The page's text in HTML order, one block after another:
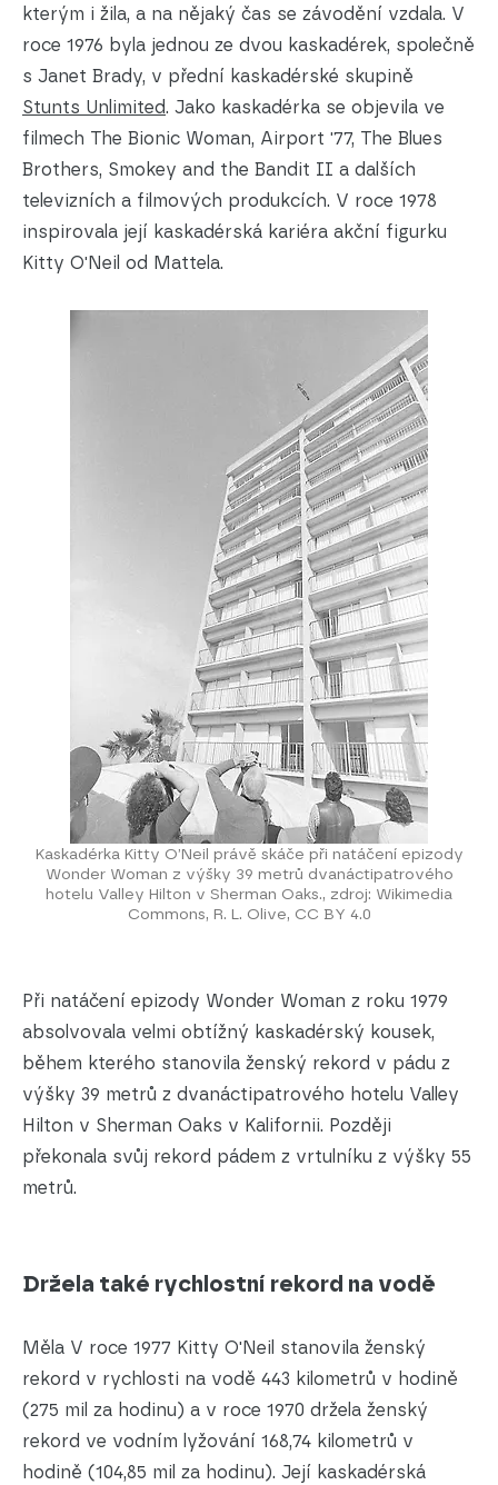
kterým i žila, a na nějaký čas se závodění vzdala. V
roce 1976 byla jednou ze dvou kaskadérek, společně
s Janet Brady, v přední kaskadérské skupině
Stunts Unlimited. Jako kaskadérka se objevila ve
filmech The Bionic Woman, Airport '77, The Blues
Brothers, Smokey and the Bandit II a dalších
televizních a filmových produkcích. V roce 1978
inspirovala její kaskadérská kariéra akční figurku
Kitty O'Neil od Mattela.
Kaskadérka Kitty O’Neil právě skáče při natáčení epizody
Wonder Woman z výšky 39 metrů dvanáctipatrového
hotelu Valley Hilton v Sherman Oaks., zdroj: Wikimedia
Commons, R. L. Olive, CC BY 4.0
Při natáčení epizody Wonder Woman z roku 1979
absolvovala velmi obtížný kaskadérský kousek,
během kterého stanovila ženský rekord v pádu z
výšky 39 metrů z dvanáctipatrového hotelu Valley
Hilton v Sherman Oaks v Kalifornii. Později
překonala svůj rekord pádem z vrtulníku z výšky 55
metrů.
Držela také rychlostní rekord na vodě
Měla V roce 1977 Kitty O'Neil stanovila ženský
rekord v rychlosti na vodě 443 kilometrů v hodině
(275 mil za hodinu) a v roce 1970 držela ženský
rekord ve vodním lyžování 168,74 kilometrů v
hodině (104,85 mil za hodinu). Její kaskadérská